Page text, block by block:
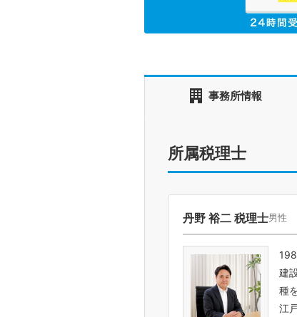
事務所情報
所属税理士
丹野 裕二 税理士男性
建
種
江